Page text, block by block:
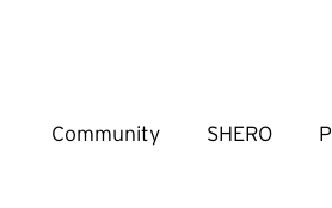
Community SHERO